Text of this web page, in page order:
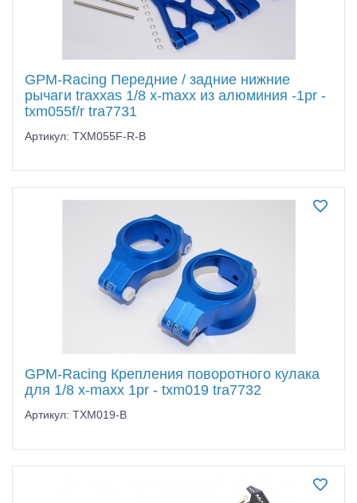
GPM-Racing Передние / задние нижние
рычаги traxxas 1/8 x-maxx из алюминия -1pr -
txm055f/r tra7731
Артикул: TXM055F-R-B
GPM-Racing Крепления поворотного кулака
для 1/8 x-maxx 1pr - txm019 tra7732
Артикул: TXM019-B